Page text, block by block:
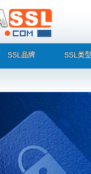
SSL品牌 SSL类型